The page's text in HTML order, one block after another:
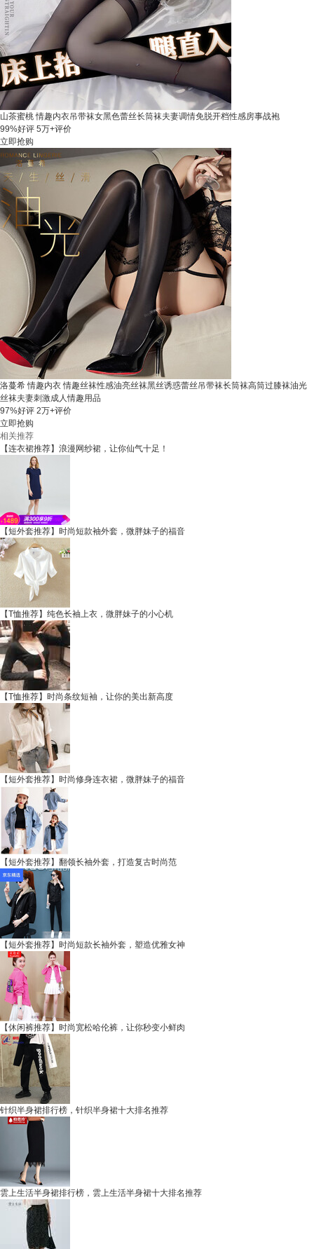
山茶蜜桃 情趣内衣吊带袜女黑色蕾丝长筒袜夫妻调情免脱开档性感房事战袍
99%好评 5万+评价
立即抢购
洛蔓希 情趣内衣 情趣丝袜性感油亮丝袜黑丝诱惑蕾丝吊带袜长筒袜高筒过膝袜油光
丝袜夫妻刺激成人情趣用品
97%好评 2万+评价
立即抢购
相关推荐
【连衣裙推荐】浪漫网纱裙，让你仙气十足！
【短外套推荐】时尚短款袖外套，微胖妹子的福音
【T恤推荐】纯色长袖上衣，微胖妹子的小心机
【T恤推荐】时尚条纹短袖，让你的美出新高度
【短外套推荐】时尚修身连衣裙，微胖妹子的福音
【短外套推荐】翻领长袖外套，打造复古时尚范
【短外套推荐】时尚短款长袖外套，塑造优雅女神
【休闲裤推荐】时尚宽松哈伦裤，让你秒变小鲜肉
针织半身裙排行榜，针织半身裙十大排名推荐
雲上生活半身裙排行榜，雲上生活半身裙十大排名推荐